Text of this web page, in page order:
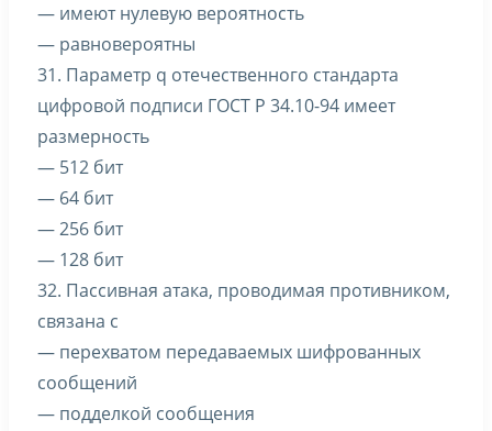
— имеют нулевую вероятность
— равновероятны
31. Параметр q отечественного стандарта
цифровой подписи ГОСТ Р 34.10-94 имеет
размерность
— 512 бит
— 64 бит
— 256 бит
— 128 бит
32. Пассивная атака, проводимая противником,
связана с
— перехватом передаваемых шифрованных
сообщений
— подделкой сообщения